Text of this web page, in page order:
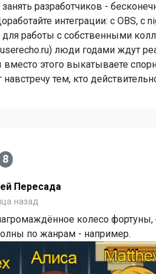
разработчиков -
интеграции: с OBS,
для работы с собственными
люди годами ждут
вместо этого выкатываете
тем, кто
8
Пересада
назад
колесо
по жанрам - например.